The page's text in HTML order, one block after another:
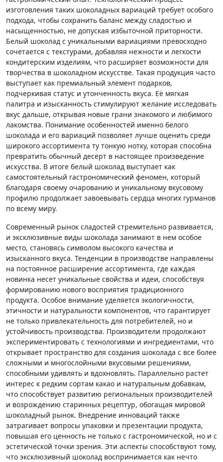
изготовления таких шоколадных вариаций требует особого
подхода, чтобы сохранить баланс между сладостью и
насыщенностью, не допуская избыточной приторности.
Белый шоколад с уникальными вариациями превосходно
сочетается с текстурами, добавляя нежности и легкости
кондитерским изделиям, что расширяет возможности для
творчества в шоколадном искусстве. Такая продукция часто
выступает как премиальный элемент подарков,
подчеркивая статус и утонченность вкуса. Её мягкая
палитра и изысканность стимулируют желание исследовать
вкус дальше, открывая новые грани знакомого и любимого
лакомства. Понимание особенностей именно белого
шоколада и его вариаций позволяет лучше оценить среди
широкого ассортимента ту тонкую нотку, которая способна
превратить обычный десерт в настоящее произведение
искусства. В итоге белый шоколад выступает как
самостоятельный гастрономический феномен, который
благодаря своему очарованию и уникальному вкусовому
профилю продолжает завоевывать сердца многих гурманов
по всему миру.
Современный рынок сладостей стремительно развивается,
и эксклюзивные виды шоколада занимают в нем особое
место, становясь символом высокого качества и
изысканного вкуса. Тенденции в производстве направлены
на постоянное расширение ассортимента, где каждая
новинка несет уникальные свойства и идеи, способствуя
формированию нового восприятия традиционного
продукта. Особое внимание уделяется экологичности,
этичности и натуральности компонентов, что гарантирует
не только привлекательность для потребителей, но и
устойчивость производства. Производители продолжают
экспериментировать с технологиями и ингредиентами, что
открывает пространство для создания шоколада с все более
сложными и многослойными вкусовыми решениями,
способными удивлять и вдохновлять. Параллельно растет
интерес к редким сортам какао и натуральным добавкам,
что способствует развитию региональных производителей
и возрождению старинных рецептур, обогащая мировой
шоколадный рынок. Внедрение инноваций также
затрагивает вопросы упаковки и презентации продукта,
повышая его ценность не только с гастрономической, но и с
эстетической точки зрения. Эти аспекты способствуют тому,
что эксклюзивный шоколад воспринимается как нечто